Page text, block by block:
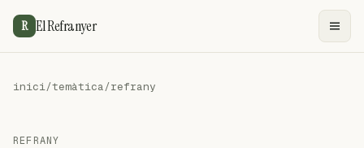
R El Refranyer
inici/temàtica/refrany
REFRANY